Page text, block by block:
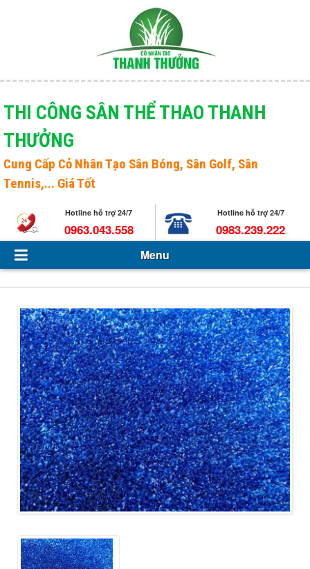
Menu
Giới thiệu
Sản phẩm
Tin Tức - Sự kiện
Tuyển dụng
Liên hệ
THI CÔNG SÂN THỂ THAO THANH
THƯỞNG
Cung Cấp Cỏ Nhân Tạo Sân Bóng, Sân Golf, Sân
Tennis,... Giá Tốt
Hotline hỗ trợ 24/7
0963.043.558
Hotline hỗ trợ 24/7
0983.239.222
Menu